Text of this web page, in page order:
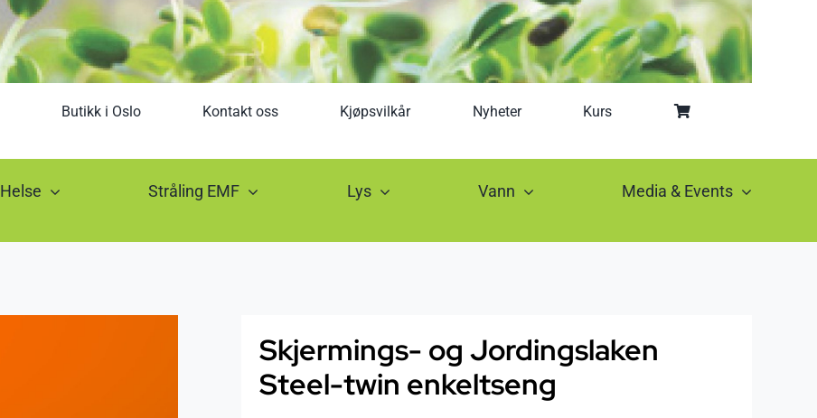
Butikk i Oslo Kontakt oss Kjøpsvilkår Nyheter Kurs
Helse Stråling EMF Lys Vann Media & Events
Skjermings- og Jordingslaken
Steel-twin enkeltseng